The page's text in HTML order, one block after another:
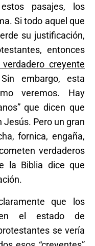
pasajes, los
Si todo aquel que
su justificación,
entonces
creyente
embargo, esta
veremos. Hay
que dicen que
Jesús. Pero un gran
fornica, engaña,
verdaderos
la Biblia dice que
que los
el estado de
se vería